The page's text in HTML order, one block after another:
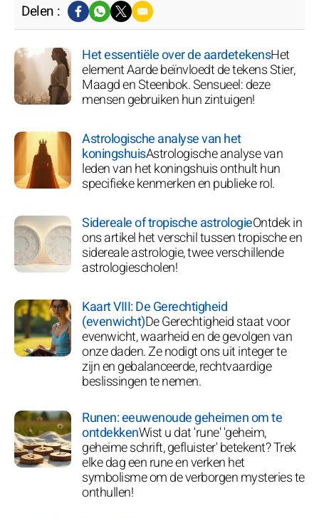
Delen :
Het essentiële over de aardetekensHet
element Aarde beïnvloedt de tekens Stier,
Maagd en Steenbok. Sensueel: deze
mensen gebruiken hun zintuigen!
Astrologische analyse van het
koningshuisAstrologische analyse van
leden van het koningshuis onthult hun
specifieke kenmerken en publieke rol.
Sidereale of tropische astrologieOntdek in
ons artikel het verschil tussen tropische en
sidereale astrologie, twee verschillende
astrologiescholen!
Kaart VIII: De Gerechtigheid
(evenwicht)De Gerechtigheid staat voor
evenwicht, waarheid en de gevolgen van
onze daden. Ze nodigt ons uit integer te
zijn en gebalanceerde, rechtvaardige
beslissingen te nemen.
Runen: eeuwenoude geheimen om te
ontdekkenWist u dat 'rune' 'geheim,
geheime schrift, gefluister' betekent? Trek
elke dag een rune en verken het
symbolisme om de verborgen mysteries te
onthullen!